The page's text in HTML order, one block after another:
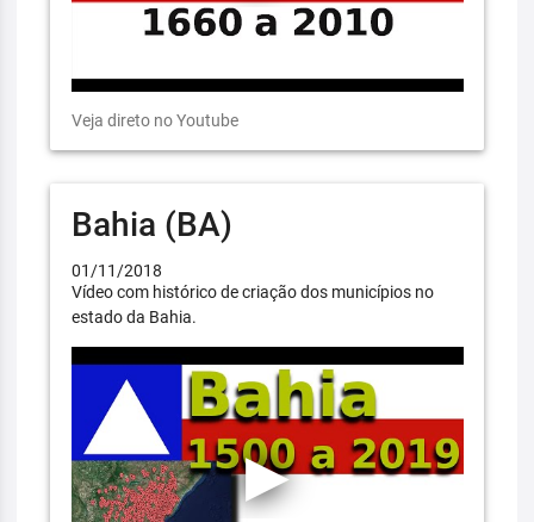
Veja direto no Youtube
Bahia (BA)
01/11/2018
Vídeo com histórico de criação dos municípios no
estado da Bahia.